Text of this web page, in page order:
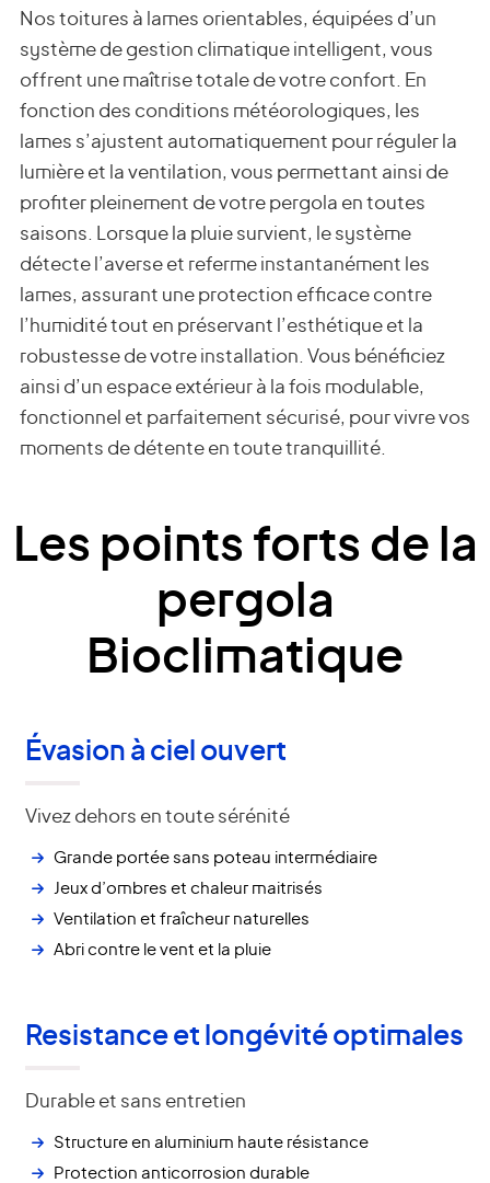
Nos toitures à lames orientables, équipées d’un
système de gestion climatique intelligent, vous
offrent une maîtrise totale de votre confort. En
fonction des conditions météorologiques, les
lames s’ajustent automatiquement pour réguler la
lumière et la ventilation, vous permettant ainsi de
profiter pleinement de votre pergola en toutes
saisons. Lorsque la pluie survient, le système
détecte l’averse et referme instantanément les
lames, assurant une protection efficace contre
l’humidité tout en préservant l’esthétique et la
robustesse de votre installation. Vous bénéficiez
ainsi d’un espace extérieur à la fois modulable,
fonctionnel et parfaitement sécurisé, pour vivre vos
moments de détente en toute tranquillité.
Les points forts de la
pergola
Bioclimatique
Évasion à ciel ouvert
Vivez dehors en toute sérénité
Grande portée sans poteau intermédiaire
Jeux d’ombres et chaleur maitrisés
Ventilation et fraîcheur naturelles
Abri contre le vent et la pluie
Resistance et longévité optimales
Durable et sans entretien
Structure en aluminium haute résistance
Protection anticorrosion durable